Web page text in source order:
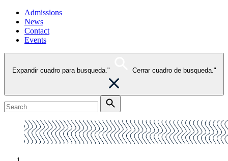
Admissions
News
Contact
Events
Expandir cuadro para busqueda." Cerrar cuadro de busqueda."